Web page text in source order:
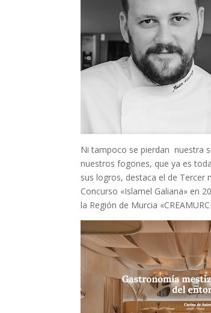
Ni tampoco se pierdan nuestra
nuestros fogones, que ya es
sus logros, destaca el de Tercer
Concurso «Islamel Galiana» en
la Región de Murcia